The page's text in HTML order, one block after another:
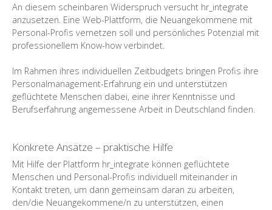
An diesem scheinbaren Widerspruch versucht hr_integrate
anzusetzen. Eine Web-Plattform, die Neuangekommene mit
Personal-Profis vernetzen soll und persönliches Potenzial mit
professionellem Know-how verbindet.
Im Rahmen ihres individuellen Zeitbudgets bringen Profis ihre
Personalmanagement-Erfahrung ein und unterstützen
geflüchtete Menschen dabei, eine ihrer Kenntnisse und
Berufserfahrung angemessene Arbeit in Deutschland finden.
Konkrete Ansätze – praktische Hilfe
Mit Hilfe der Plattform hr_integrate können geflüchtete
Menschen und Personal-Profis individuell miteinander in
Kontakt treten, um dann gemeinsam daran zu arbeiten,
den/die Neuangekommene/n zu unterstützen, einen